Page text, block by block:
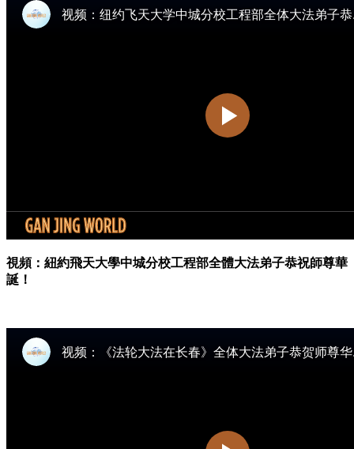
視頻：紐約飛天大學中城分校工程部全體大法弟子恭祝師尊華
誕！